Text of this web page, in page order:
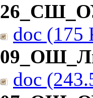
doc (175
doc